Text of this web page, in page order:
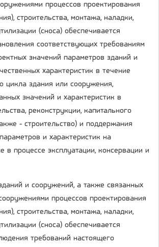
процессов проектирования
строительства, монтажа, наладки,
(сноса) обеспечивается
соответствующих требованиям
значений параметров зданий и
характеристик в течение
цикла здания или сооружения,
значений и характеристик в
реконструкции, капитального
- строительство) и поддержания
и характеристик на
в процессе эксплуатации, консервации и
и сооружений, а также связанных
процессов проектирования
строительства, монтажа, наладки,
(сноса) обеспечивается
требований настоящего